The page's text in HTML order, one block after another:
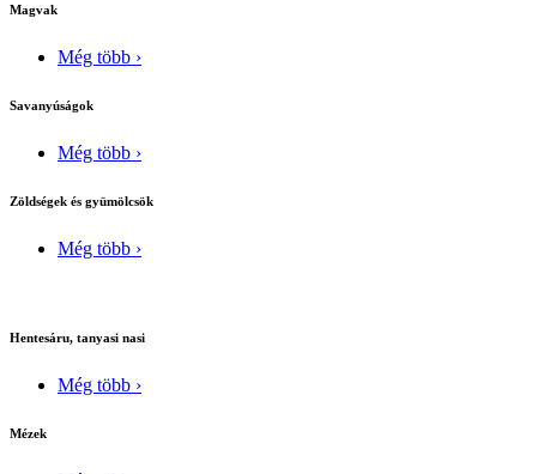
Magvak
Még több ›
Savanyúságok
Még több ›
Zöldségek és gyümölcsök
Még több ›
Hentesáru, tanyasi nasi
Még több ›
Mézek